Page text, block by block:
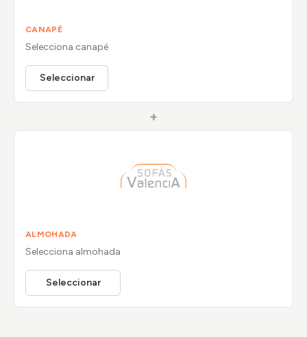
CANAPÉ
Selecciona canapé
Seleccionar
+
ALMOHADA
Selecciona almohada
Seleccionar